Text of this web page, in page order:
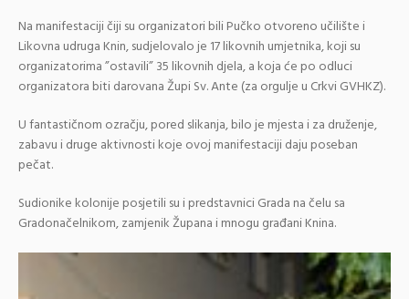
Na manifestaciji čiji su organizatori bili Pučko otvoreno učilište i
Likovna udruga Knin, sudjelovalo je 17 likovnih umjetnika, koji su
organizatorima ”ostavili” 35 likovnih djela, a koja će po odluci
organizatora biti darovana Župi Sv. Ante (za orgulje u Crkvi GVHKZ).
U fantastičnom ozračju, pored slikanja, bilo je mjesta i za druženje,
zabavu i druge aktivnosti koje ovoj manifestaciji daju poseban
pečat.
Sudionike kolonije posjetili su i predstavnici Grada na čelu sa
Gradonačelnikom, zamjenik Župana i mnogu građani Knina.